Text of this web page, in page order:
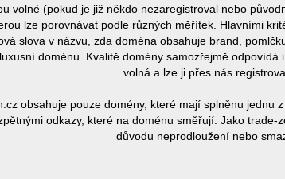
volné (pokud je již někdo nezaregistroval nebo
lze porovnávat podle různých měřítek. Hlavními
slova v názvu, zda doména obsahuje brand,
doménu. Kvalitě domény samozřejmě
volná a lze ji přes nás
obsahuje pouze domény, které mají splněnu
odkazy, které na doménu směřují. Jako
důvodu neprodloužení nebo